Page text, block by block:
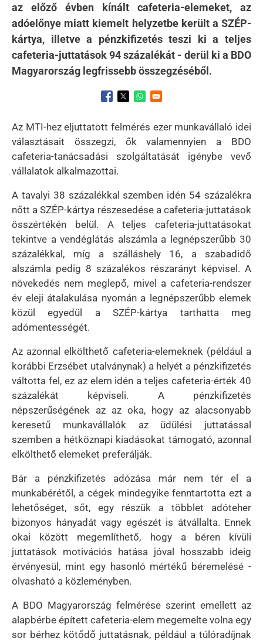
az előző évben kínált cafeteria-elemeket, az
adóelőnye miatt kiemelt helyzetbe került a SZÉP-
kártya, illetve a pénzkifizetés teszi ki a teljes
cafeteria-juttatások 94 százalékát - derül ki a BDO
Magyarország legfrissebb összegzéséből.
Opens in a new window
Opens in a new window
Opens in a new window
Az MTI-hez eljuttatott felmérés ezer munkavállaló idei
választásait összegzi, ők valamennyien a BDO
cafeteria-tanácsadási szolgáltatását igénybe vevő
vállalatok alkalmazottai.
A tavalyi 38 százalékkal szemben idén 54 százalékra
nőtt a SZÉP-kártya részesedése a cafeteria-juttatások
összértékén belül. A teljes cafeteria-juttatásokat
tekintve a vendéglátás alszámla a legnépszerűbb 30
százalékkal, míg a szálláshely 16, a szabadidő
alszámla pedig 8 százalékos részarányt képvisel. A
növekedés nem meglepő, mivel a cafeteria-rendszer
év eleji átalakulása nyomán a legnépszerűbb elemek
közül egyedül a SZÉP-kártya tarthatta meg
adómentességét.
Az azonnal elkölthető cafeteria-elemeknek (például a
korábbi Erzsébet utalványnak) a helyét a pénzkifizetés
váltotta fel, ez az elem idén a teljes cafeteria-érték 40
százalékát képviseli. A pénzkifizetés
népszerűségének az az oka, hogy az alacsonyabb
keresetű munkavállalók az üdülési juttatással
szemben a hétköznapi kiadásokat támogató, azonnal
elkölthető elemeket preferálják.
Bár a pénzkifizetés adózása már nem tér el a
munkabérétől, a cégek mindegyike fenntartotta ezt a
lehetőséget, sőt, egy részük a többlet adóteher
bizonyos hányadát vagy egészét is átvállalta. Ennek
okai között megemlíthető, hogy a béren kívüli
juttatások motivációs hatása jóval hosszabb ideig
érvényesül, mint egy hasonló mértékű béremelésé -
olvasható a közleményben.
A BDO Magyarország felmérése szerint emellett az
alapbérbe épített cafeteria-elem megemelte volna egy
sor bérhez kötődő juttatásnak, például a túlóradíjnak